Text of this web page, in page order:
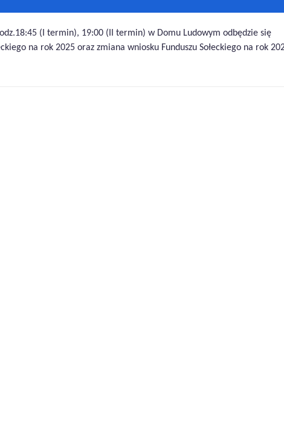
(I termin), 19:00 (II termin) w Domu Ludowym odbędzie się
na rok 2025 oraz zmiana wniosku Funduszu Sołeckiego na rok